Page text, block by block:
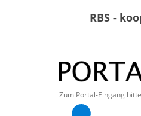
RBS -
Zum Portal-Eingang